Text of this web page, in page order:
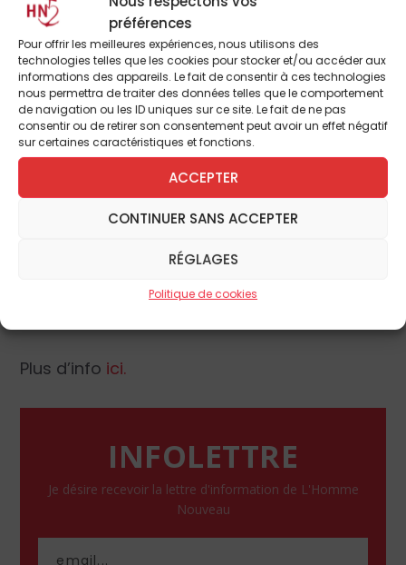
préférences
Pour offrir les meilleures expériences, nous utilisons des
technologies telles que les cookies pour stocker et/ou accéder aux
informations des appareils. Le fait de consentir à ces technologies
nous permettra de traiter des données telles que le comportement
de navigation ou les ID uniques sur ce site. Le fait de ne pas
consentir ou de retirer son consentement peut avoir un effet négatif
sur certaines caractéristiques et fonctions.
ACCEPTER
CONTINUER SANS ACCEPTER
RÉGLAGES
Politique de cookies
Le thème de ce XIeCongrès international
thomiste est :Vetera novis augere. Les
ressources de la tradition thomiste dans le
contexte actuel.
L’objectif scientifique général du XI
thomiste international est d’envisager de
nouvelles perspectives dans l’étude de saint
Thomas (intérêts, méthodes et résultats)
de la tradition thomiste dans les débats
théologiques et philosophiques
Plus d’info ici.
INFOLETTRE
Je désire recevoir la lettre d'information de L'Homme
Nouveau